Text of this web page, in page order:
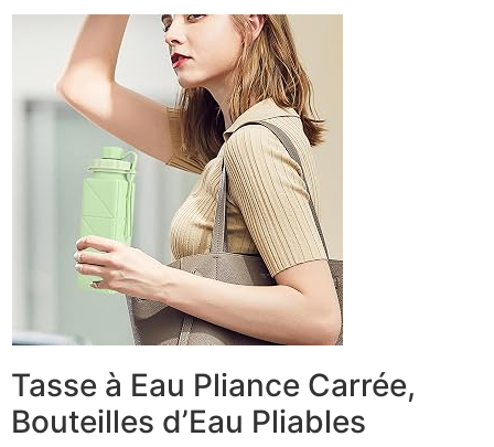
Tasse à Eau Pliance Carrée,
Bouteilles d’Eau Pliables